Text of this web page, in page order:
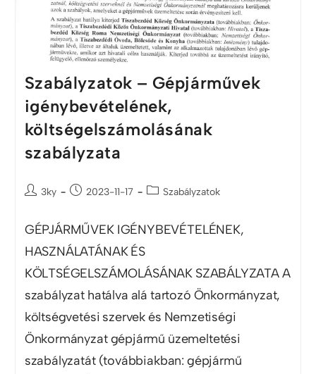
Szabályzatok – Gépjárművek
igénybevételének,
költségelszámolásának
szabályzata
3ky 2023-11-17 Szabályzatok
GÉPJÁRMŰVEK IGÉNYBEVÉTELÉNEK,
HASZNÁLATÁNAK ÉS
KÖLTSÉGELSZÁMOLÁSÁNAK SZABÁLYZATA A
szabályzat hatálva alá tartozó Önkormányzat,
költségvetési szervek és Nemzetiségi
Önkormányzat gépjármű üzemeltetési
szabályzatát (továbbiakban: gépjármű